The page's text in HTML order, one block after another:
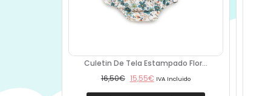
Culetin De Tela Estampado Flor...
16,50€ 15,55€ IVA Incluido